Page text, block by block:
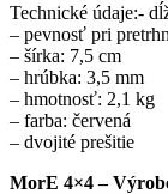
Technické údaje:-
– pevnosť pri
– šírka: 7,5 cm
– hrúbka: 3,5 mm
– hmotnosť: 2,1 kg
– farba: červená
– dvojité prešitie
MorE 4×4 –